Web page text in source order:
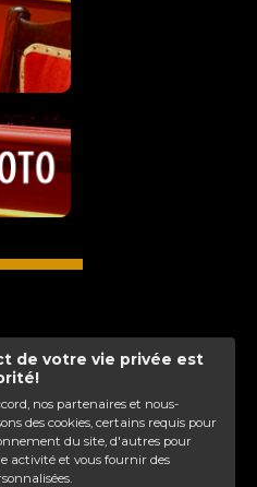
de votre vie privée est
nos partenaires et nous-
des cookies, certains requis pour
du site, d'autres pour
activité et vous fournir des
page